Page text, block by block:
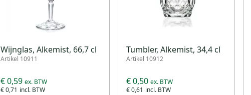
Wijnglas, Alkemist, 66,7 cl
Artikel 10911
€ 0,71
€ 0,59
Tumbler, Alkemist, 34,4 cl
Artikel 10912
€ 0,61
€ 0,50